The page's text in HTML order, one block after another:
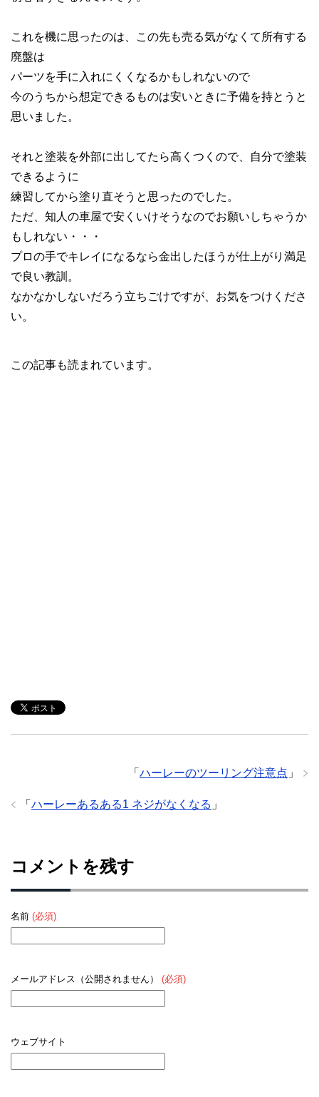
これを機に思ったのは、この先も売る気がなくて所有する
廃盤は
パーツを手に入れにくくなるかもしれないので
今のうちから想定できるものは安いときに予備を持とうと
思いました。
それと塗装を外部に出してたら高くつくので、自分で塗装
できるように
練習してから塗り直そうと思ったのでした。
ただ、知人の車屋で安くいけそうなのでお願いしちゃうか
もしれない・・・
プロの手でキレイになるなら金出したほうが仕上がり満足
で良い教訓。
なかなかしないだろう立ちごけですが、お気をつけくださ
い。
この記事も読まれています。
「 ハーレーのツーリング注意点 」
「 ハーレーあるある1 ネジがなくなる 」
コメントを残す
名前 (必須)
メールアドレス（公開されません） (必須)
ウェブサイト